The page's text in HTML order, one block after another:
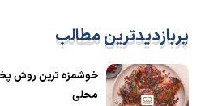
پربازدیدترین مطالب
خوشمزه ترین روش
محلی